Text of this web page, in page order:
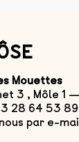
Mouettes
3 , Môle 1
28 64 53 89
par e-